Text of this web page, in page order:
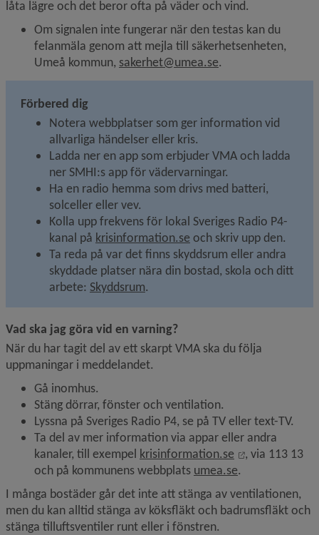
låta lägre och det beror ofta på väder och vind.
Om signalen inte fungerar när den testas kan du
felanmäla genom att mejla till säkerhetsenheten,
Umeå kommun, sakerhet@umea.se.
Förbered dig
Notera webbplatser som ger information vid
allvarliga händelser eller kris.
Ladda ner en app som erbjuder VMA och ladda
ner SMHI:s app för vädervarningar.
Ha en radio hemma som drivs med batteri,
solceller eller vev.
Kolla upp frekvens för lokal Sveriges Radio P4-
kanal på krisinformation.seLänk till annan
och skriv upp den.
Ta reda på var det finns skyddsrum eller andra
skyddade platser nära din bostad, skola och ditt
arbete: Skyddsrum.
Vad ska jag göra vid en varning?
När du har tagit del av ett skarpt VMA ska du följa
uppmaningar i meddelandet.
Gå inomhus.
Stäng dörrar, fönster och ventilation.
Lyssna på Sveriges Radio P4, se på TV eller text-TV.
Ta del av mer information via appar eller andra
kanaler, till exempel krisinformation.se Länk till
, via 113 13
och på kommunens webbplats umea.seLänk till annan
.
I många bostäder går det inte att stänga av ventilationen,
men du kan alltid stänga av köksfläkt och badrumsfläkt och
stänga tilluftsventiler runt eller i fönstren.